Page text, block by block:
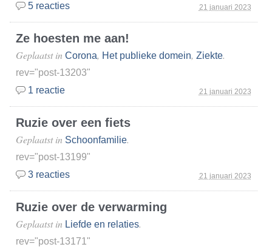
21 januari 2023
5 reacties
Ze hoesten me aan!
21 januari 2023
Geplaatst in Corona, Het publieke domein, Ziekte.
rev="post-13203"
1 reactie
Ruzie over een fiets
21 januari 2023
Geplaatst in Schoonfamilie.
rev="post-13199"
3 reacties
Ruzie over de verwarming
Geplaatst in Liefde en relaties.
rev="post-13171"